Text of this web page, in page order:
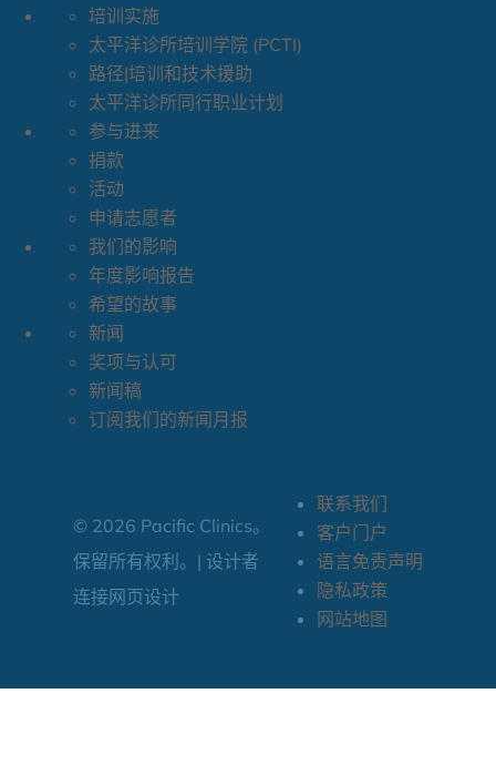
培训实施
太平洋诊所培训学院 (PCTI)
路径|培训和技术援助
太平洋诊所同行职业计划
参与进来
捐款
活动
申请志愿者
我们的影响
年度影响报告
希望的故事
新闻
奖项与认可
新闻稿
订阅我们的新闻月报
© 2026 Pacific Clinics。
保留所有权利。| 设计者
连接网页设计
联系我们
客户门户
语言免责声明
隐私政策
网站地图